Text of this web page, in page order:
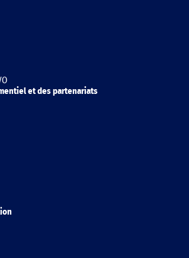
et des partenariats